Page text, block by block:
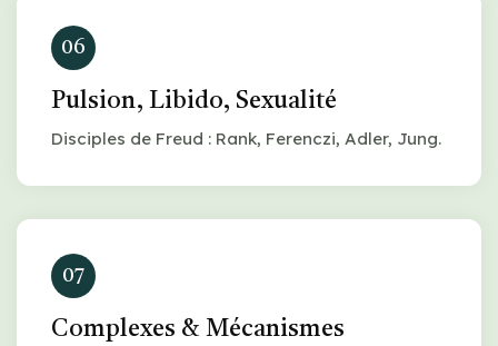
06
Pulsion, Libido, Sexualité
Disciples de Freud : Rank, Ferenczi, Adler, Jung.
07
Complexes & Mécanismes